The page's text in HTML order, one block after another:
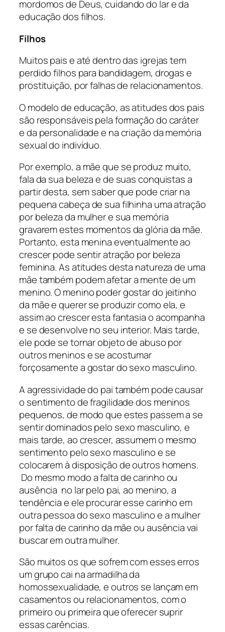
mordomos de Deus, cuidando do lar e da
educação dos filhos.
Filhos
Muitos pais e até dentro das igrejas tem
perdido filhos para bandidagem, drogas e
prostituição, por falhas de relacionamentos.
O modelo de educação, as atitudes dos pais
são responsáveis pela formação do caráter
e da personalidade e na criação da memória
sexual do indivíduo.
Por exemplo, a mãe que se produz muito,
fala da sua beleza e de suas conquistas a
partir desta, sem saber que pode criar na
pequena cabeça de sua filhinha uma atração
por beleza da mulher e sua memória
gravarem estes momentos da glória da mãe.
Portanto, esta menina eventualmente ao
crescer pode sentir atração por beleza
feminina. As atitudes desta natureza de uma
mãe também podem afetar a mente de um
menino. O menino poder gostar do jeitinho
da mãe e querer se produzir como ela, e
assim ao crescer esta fantasia o acompanha
e se desenvolve no seu interior. Mais tarde,
ele pode se tornar objeto de abuso por
outros meninos e se acostumar
forçosamente a gostar do sexo masculino.
A agressividade do pai também pode causar
o sentimento de fragilidade dos meninos
pequenos, de modo que estes passem a se
sentir dominados pelo sexo masculino, e
mais tarde, ao crescer, assumem o mesmo
sentimento pelo sexo masculino e se
colocarem à disposição de outros homens.
Do mesmo modo a falta de carinho ou
ausência no lar pelo pai, ao menino, a
tendência e ele procurar esse carinho em
outra pessoa do sexo masculino e a mulher
por falta de carinho da mãe ou ausência vai
buscar em outra mulher.
São muitos os que sofrem com esses erros
um grupo cai na armadilha da
homossexualidade, e outros se lançam em
casamentos ou relacionamentos, com o
primeiro ou primeira que oferecer suprir
essas carências.